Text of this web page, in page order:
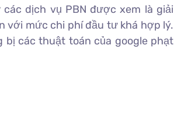
dịch vụ PBN được xem là giải
với mức chi phí đầu tư khá hợp lý.
các thuật toán của google phạt